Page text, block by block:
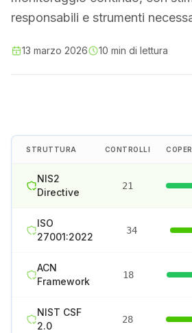
responsabili e strumenti
13 marzo 2026 10 min di lettura
STRUTTURA CONTROLLI
NIS2
Directive
21
ISO
27001:2022
34
ACN
Framework
18
NIST CSF
2.0
28